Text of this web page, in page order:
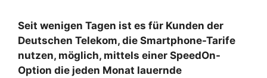
Seit wenigen Tagen ist es für Kunden der
Deutschen Telekom, die Smartphone-Tarife
nutzen, möglich, mittels einer SpeedOn-
Option die jeden Monat lauernde